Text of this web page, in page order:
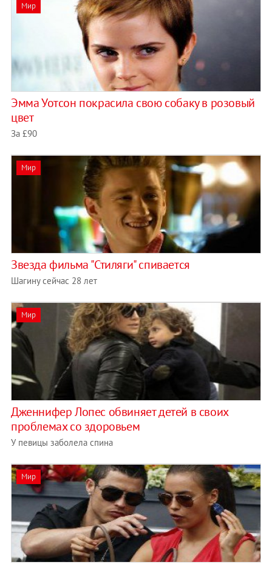
Мир
Эмма Уотсон покрасила свою собаку в розовый
цвет
За £90
Мир
Звезда фильма "Стиляги" спивается
Шагину сейчас 28 лет
Мир
Дженнифер Лопес обвиняет детей в своих
проблемах со здоровьем
У певицы заболела спина
Мир